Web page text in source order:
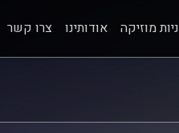
מוזיקה אודותינו צרו קשר